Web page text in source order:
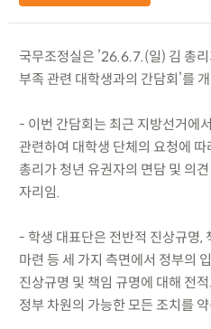
국무조정실은 ’26.6.7.(일) 김 총
부족 관련 대학생과의 간담회’를
- 이번 간담회는 최근 지방선거에
관련하여 대학생 단체의 요청에
총리가 청년 유권자의 면담 및 의
자리임.
- 학생 대표단은 전반적 진상규명,
마련 등 세 가지 측면에서 정부의
진상규명 및 책임 규명에 대해 전
정부 차원의 가능한 모든 조치를